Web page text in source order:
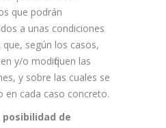
que podrán
a unas condiciones
según los casos,
y/o modifiquen las
y sobre las cuales se
en cada caso concreto.
posibilidad de